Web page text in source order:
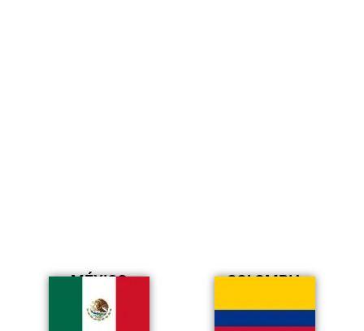
MÉXICO COLOMBIA